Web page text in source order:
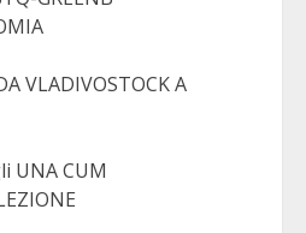
VLADIVOSTOCK A
UNA CUM